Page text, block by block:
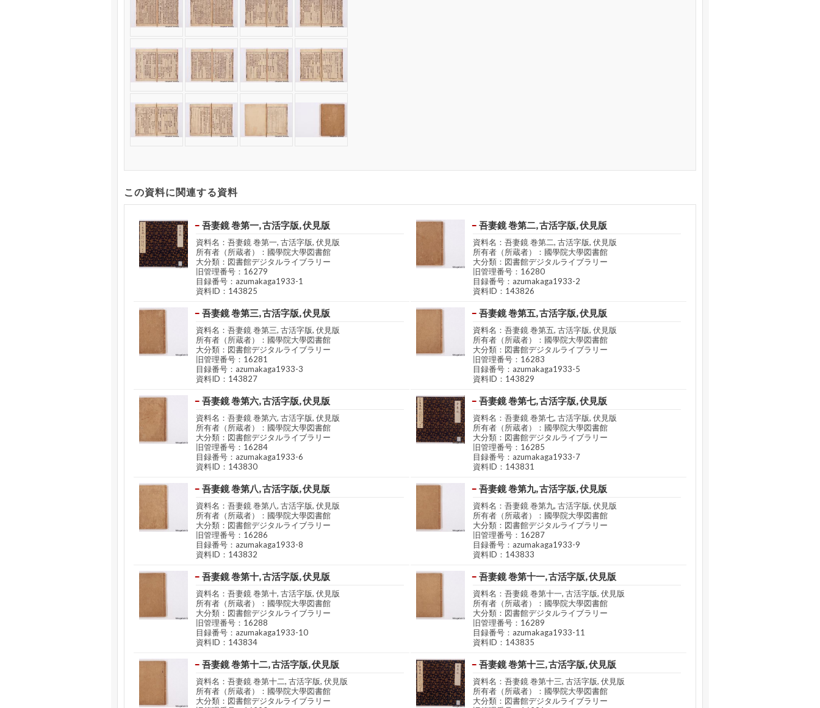
この資料に関連する資料
吾妻鏡 巻第一, 古活字版, 伏見版
資料名：吾妻鏡 巻第一, 古活字版, 伏見版
所有者（所蔵者）：國學院大學図書館
大分類：図書館デジタルライブラリー
旧管理番号：16279
目録番号：azumakaga1933-1
資料ID：143825
吾妻鏡 巻第二, 古活字版, 伏見版
資料名：吾妻鏡 巻第二, 古活字版, 伏見版
所有者（所蔵者）：國學院大學図書館
大分類：図書館デジタルライブラリー
旧管理番号：16280
目録番号：azumakaga1933-2
資料ID：143826
吾妻鏡 巻第三, 古活字版, 伏見版
資料名：吾妻鏡 巻第三, 古活字版, 伏見版
所有者（所蔵者）：國學院大學図書館
大分類：図書館デジタルライブラリー
旧管理番号：16281
目録番号：azumakaga1933-3
資料ID：143827
吾妻鏡 巻第五, 古活字版, 伏見版
資料名：吾妻鏡 巻第五, 古活字版, 伏見版
所有者（所蔵者）：國學院大學図書館
大分類：図書館デジタルライブラリー
旧管理番号：16283
目録番号：azumakaga1933-5
資料ID：143829
吾妻鏡 巻第六, 古活字版, 伏見版
資料名：吾妻鏡 巻第六, 古活字版, 伏見版
所有者（所蔵者）：國學院大學図書館
大分類：図書館デジタルライブラリー
旧管理番号：16284
目録番号：azumakaga1933-6
資料ID：143830
吾妻鏡 巻第七, 古活字版, 伏見版
資料名：吾妻鏡 巻第七, 古活字版, 伏見版
所有者（所蔵者）：國學院大學図書館
大分類：図書館デジタルライブラリー
旧管理番号：16285
目録番号：azumakaga1933-7
資料ID：143831
吾妻鏡 巻第八, 古活字版, 伏見版
資料名：吾妻鏡 巻第八, 古活字版, 伏見版
所有者（所蔵者）：國學院大學図書館
大分類：図書館デジタルライブラリー
旧管理番号：16286
目録番号：azumakaga1933-8
資料ID：143832
吾妻鏡 巻第九, 古活字版, 伏見版
資料名：吾妻鏡 巻第九, 古活字版, 伏見版
所有者（所蔵者）：國學院大學図書館
大分類：図書館デジタルライブラリー
旧管理番号：16287
目録番号：azumakaga1933-9
資料ID：143833
吾妻鏡 巻第十, 古活字版, 伏見版
資料名：吾妻鏡 巻第十, 古活字版, 伏見版
所有者（所蔵者）：國學院大學図書館
大分類：図書館デジタルライブラリー
旧管理番号：16288
目録番号：azumakaga1933-10
資料ID：143834
吾妻鏡 巻第十一, 古活字版, 伏見版
資料名：吾妻鏡 巻第十一, 古活字版, 伏見版
所有者（所蔵者）：國學院大學図書館
大分類：図書館デジタルライブラリー
旧管理番号：16289
目録番号：azumakaga1933-11
資料ID：143835
吾妻鏡 巻第十二, 古活字版, 伏見版
資料名：吾妻鏡 巻第十二, 古活字版, 伏見版
所有者（所蔵者）：國學院大學図書館
大分類：図書館デジタルライブラリー
吾妻鏡 巻第十三, 古活字版, 伏見版
資料名：吾妻鏡 巻第十三, 古活字版, 伏見版
所有者（所蔵者）：國學院大學図書館
大分類：図書館デジタルライブラリー